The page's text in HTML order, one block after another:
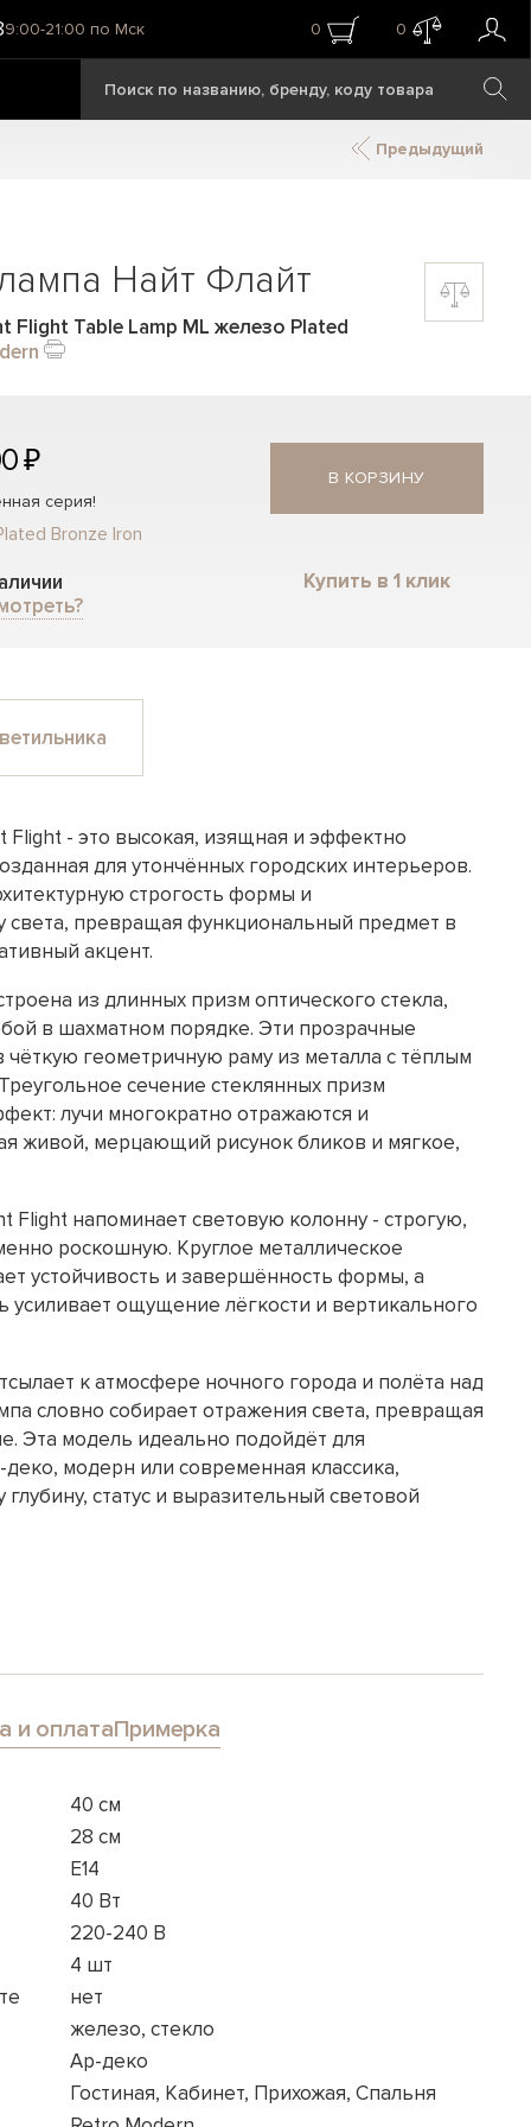
9:00-21:00 по Мск 0 0
Предыдущий
Найт Флайт
Flight Table Lamp ML железо Plated
₽
серия!
Bronze Iron
В КОРЗИНУ
Купить в 1 клик
Flight - это высокая, изящная и эффектно
для утончённых городских интерьеров.
строгость формы и
превращая функциональный предмет в
акцент.
из длинных призм оптического стекла,
в шахматном порядке. Эти прозрачные
геометричную раму из металла с тёплым
сечение стеклянных призм
лучи многократно отражаются и
живой, мерцающий рисунок бликов и мягкое,
Flight напоминает световую колонну - строгую,
роскошную. Круглое металлическое
устойчивость и завершённость формы, а
усиливает ощущение лёгкости и вертикального
к атмосфере ночного города и полёта над
словно собирает отражения света, превращая
Эта модель идеально подойдёт для
модерн или современная классика,
глубину, статус и выразительный световой
и оплатаПримерка
40 см
28 см
E14
40 Вт
220-240 В
4 шт
нет
железо, стекло
Ар-деко
Гостиная, Кабинет, Прихожая, Спальня